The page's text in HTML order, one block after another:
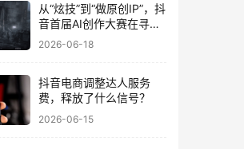
从“炫技”到“做原创IP”，抖
音首届AI创作大赛在寻找
谁？
2026-06-18
抖音电商调整达人服务
费，释放了什么信号？
2026-06-15